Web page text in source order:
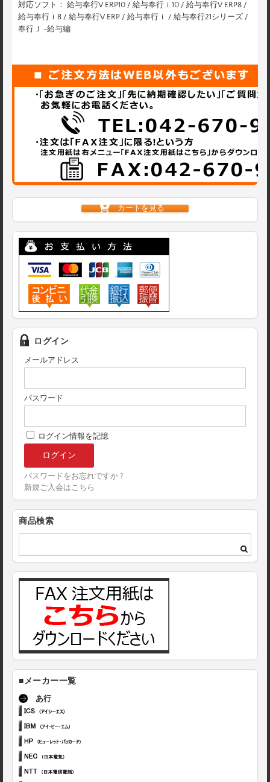
対応ソフト： 給与奉行V ERP10 / 給与奉行ｉ10 / 給与奉行V ERP8 /
給与奉行ｉ8 / 給与奉行V ERP / 給与奉行ｉ / 給与奉行21シリーズ /
奉行Ｊ -給与編
カートを見る
ログイン
メールアドレス
パスワード
ログイン情報を記憶
パスワードをお忘れですか ?
新規ご入会はこちら
商品検索
■メーカー一覧
あ行